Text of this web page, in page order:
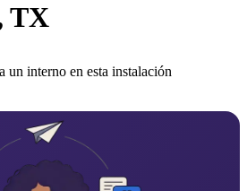
TX
un interno en esta instalación